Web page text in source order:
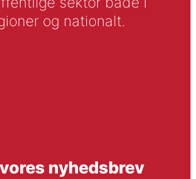
og nationalt.
nyhedsbrev